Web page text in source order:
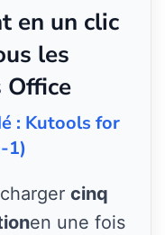
en un clic
les
Office
: Kutools for
1)
cinq
en une fois